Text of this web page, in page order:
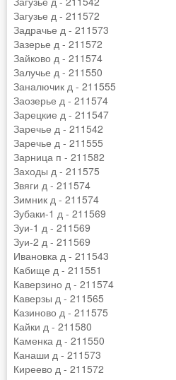
Загузье д - 211572
Задрачье д - 211573
Зазерье д - 211572
Зайково д - 211574
Залучье д - 211550
Заналючик д - 211555
Заозерье д - 211574
Зарецкие д - 211547
Заречье д - 211542
Заречье д - 211555
Зарница п - 211582
Заходы д - 211575
Звяги д - 211574
Зимник д - 211574
Зубаки-1 д - 211569
Зуи-1 д - 211569
Зуи-2 д - 211569
Ивановка д - 211543
Кабище д - 211551
Каверзино д - 211574
Каверзы д - 211565
Казиново д - 211575
Кайки д - 211580
Каменка д - 211550
Канаши д - 211573
Киреево д - 211572